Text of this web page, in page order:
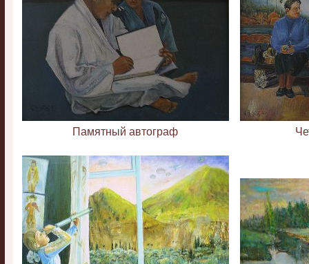
Памятный автограф